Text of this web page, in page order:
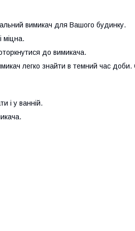
вимикач для Вашого будинку.
міцна.
до вимикача.
легко знайти в темний час доби.
і у ванній.